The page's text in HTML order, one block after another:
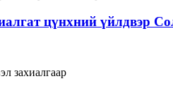
цүнхний үйлдвэр
захиалгаар